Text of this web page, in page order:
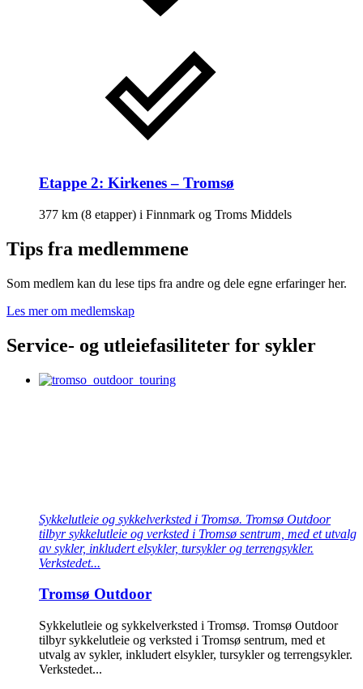
Etappe 2: Kirkenes – Tromsø
377 km (8 etapper) i Finnmark og Troms Middels
Tips fra medlemmene
Som medlem kan du lese tips fra andre og dele egne erfaringer her.
Les mer om medlemskap
Service- og utleiefasiliteter for sykler
Sykkelutleie og sykkelverksted i Tromsø. Tromsø Outdoor
tilbyr sykkelutleie og verksted i Tromsø sentrum, med et utvalg
av sykler, inkludert elsykler, tursykler og terrengsykler.
Verkstedet...
Tromsø Outdoor
Sykkelutleie og sykkelverksted i Tromsø. Tromsø Outdoor
tilbyr sykkelutleie og verksted i Tromsø sentrum, med et
utvalg av sykler, inkludert elsykler, tursykler og terrengsykler.
Verkstedet...